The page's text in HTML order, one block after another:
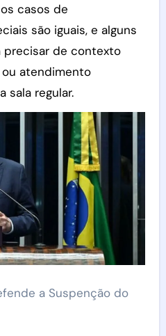
casos de
são iguais, e alguns
de contexto
atendimento
sala regular.
a Suspenção do